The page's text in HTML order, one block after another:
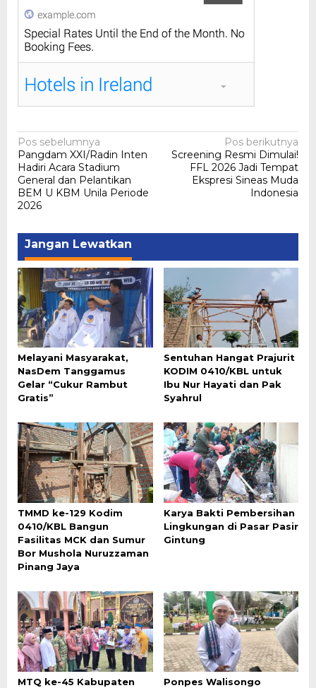
Navigasi
pos
Pos sebelumnya
Pangdam XXI/Radin Inten
Hadiri Acara Stadium
General dan Pelantikan
BEM U KBM Unila Periode
2026
Pos berikutnya
Screening Resmi Dimulai!
FFL 2026 Jadi Tempat
Ekspresi Sineas Muda
Indonesia
Jangan Lewatkan
Melayani Masyarakat,
NasDem Tanggamus
Gelar “Cukur Rambut
Gratis”
Sentuhan Hangat Prajurit
KODIM 0410/KBL untuk
Ibu Nur Hayati dan Pak
Syahrul
TMMD ke-129 Kodim
0410/KBL Bangun
Fasilitas MCK dan Sumur
Bor Mushola Nuruzzaman
Pinang Jaya
Karya Bakti Pembersihan
Lingkungan di Pasar Pasir
Gintung
MTQ ke-45 Kabupaten
Ponpes Walisongo